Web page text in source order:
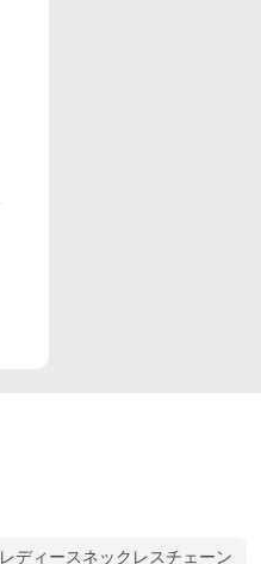
レディースネックレスチェーン